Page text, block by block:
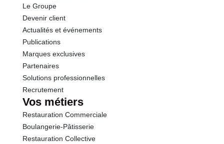
Le Groupe
Devenir client
Actualités et événements
Publications
Marques exclusives
Partenaires
Solutions professionnelles
Recrutement
Vos métiers
Restauration Commerciale
Boulangerie-Pâtisserie
Restauration Collective